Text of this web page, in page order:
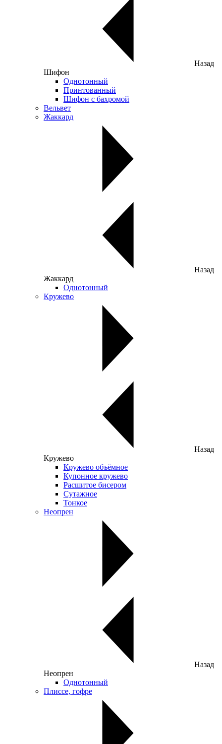
Назад
Шифон
Однотонный
Принтованный
Шифон с бахромой
Вельвет
Жаккард
Назад
Жаккард
Однотонный
Кружево
Назад
Кружево
Кружево объёмное
Купонное кружево
Расшитое бисером
Сутажное
Тонкое
Неопрен
Назад
Неопрен
Однотонный
Плиссе, гофре